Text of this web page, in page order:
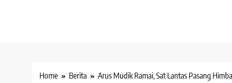
Home Berita Arus Mudik Ramai, Sat Lantas Pasang